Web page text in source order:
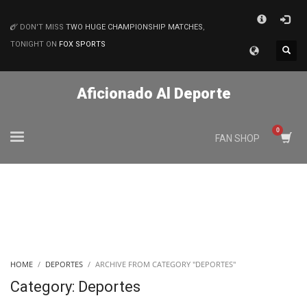
MATCHES
DON'T MISS TWO HUGE CHAMPIONSHIP MATCHES,
TONIGHT ON FOX SPORTS
Aficionado Al Deporte
FAN SHOP
HOME DEPORTES ARCHIVE FROM CATEGORY "DEPORTES"
Category: Deportes